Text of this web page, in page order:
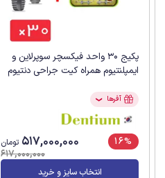
پکیج 30 واحد فیکسچر سوپرلاین و
ایمپلنتیوم همراه کیت جراحی دنتیوم
آفرها ❯
16%
517,000,000 تومان
617,000,000
انتخاب سایز و خرید